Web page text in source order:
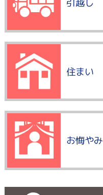
引越し
住まい
お悔やみ